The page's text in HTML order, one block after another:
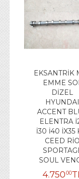
EKSANTRİK
EMME SOL
DİZEL
HYUNDAI
ACCENT
ELENTRA
İ30 İ40 İX35
CEED RİO
SOUL
4.75000